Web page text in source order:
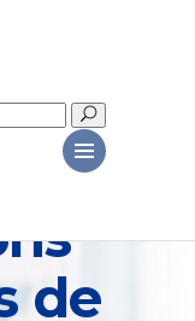
Search
for:
de